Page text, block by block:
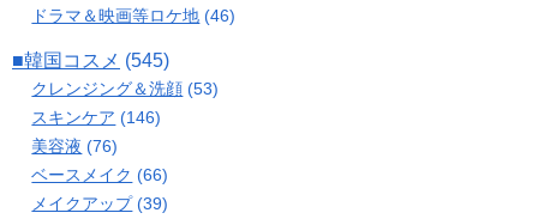
ドラマ＆映画等ロケ地 (46)
■韓国コスメ (545)
クレンジング＆洗顔 (53)
スキンケア (146)
美容液 (76)
ベースメイク (66)
メイクアップ(39)